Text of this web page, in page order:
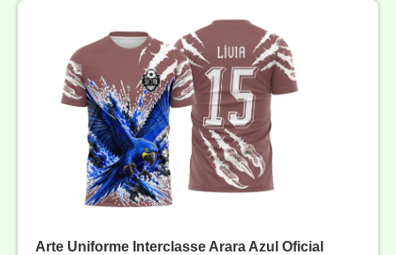
Arte Uniforme Interclasse Arara Azul Oficial